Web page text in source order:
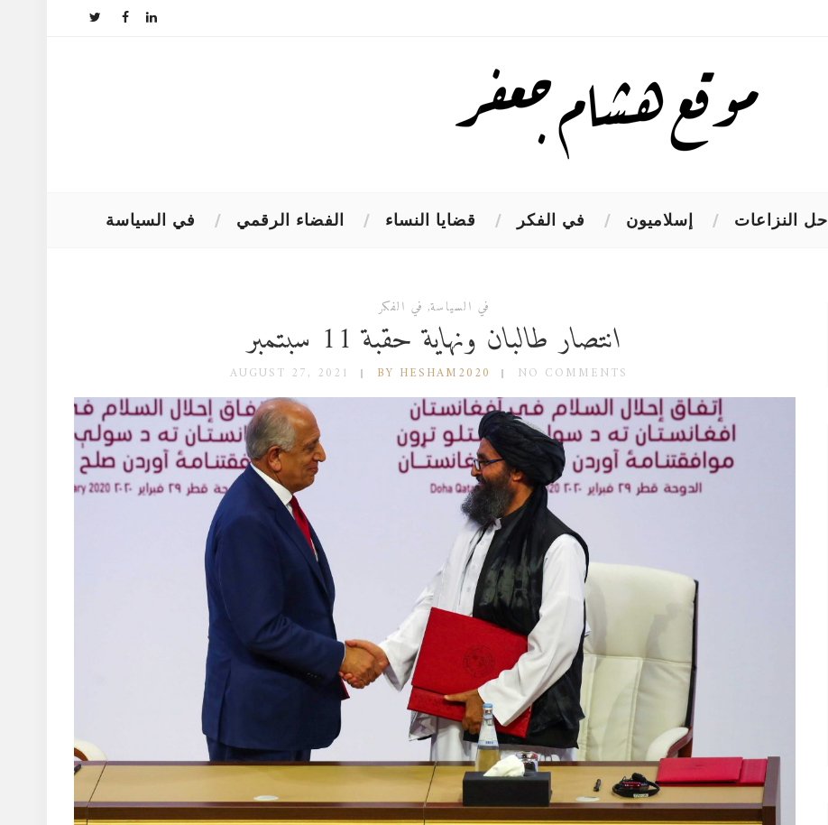
في السياسة الفضاء الرقمي قضايا النساء في الفكر إسلاميون حل النزاعات
في السياسة, في الفكر
انتصار طالبان ونهاية حقبة 11 سبتمبر
AUGUST 27, 2021 BY HESHAM2020 NO COMMENTS